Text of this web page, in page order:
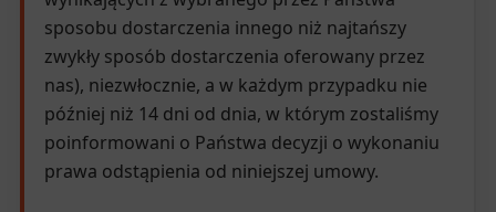
sposobu dostarczenia innego niż najtańszy
zwykły sposób dostarczenia oferowany przez
nas), niezwłocznie, a w każdym przypadku nie
później niż 14 dni od dnia, w którym zostaliśmy
poinformowani o Państwa decyzji o wykonaniu
prawa odstąpienia od niniejszej umowy.